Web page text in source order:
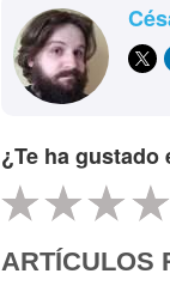
¿Te ha gustado
ARTÍCULOS